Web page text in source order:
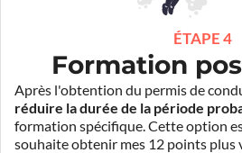
ÉTAPE 4
Formation
Après l'obtention du permis de
réduire la durée de la période
formation spécifique. Cette option
souhaite obtenir mes 12 points plus